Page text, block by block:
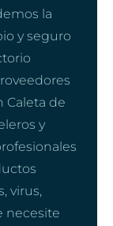
la
y seguro
Caleta de
y
virus,
necesite